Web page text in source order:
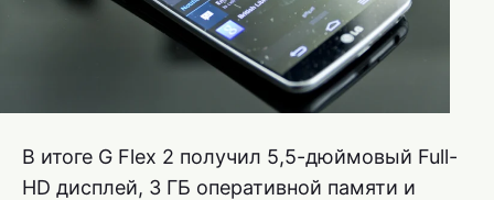
В итоге G Flex 2 получил 5,5-дюймовый Full-
HD дисплей, 3 ГБ оперативной памяти и